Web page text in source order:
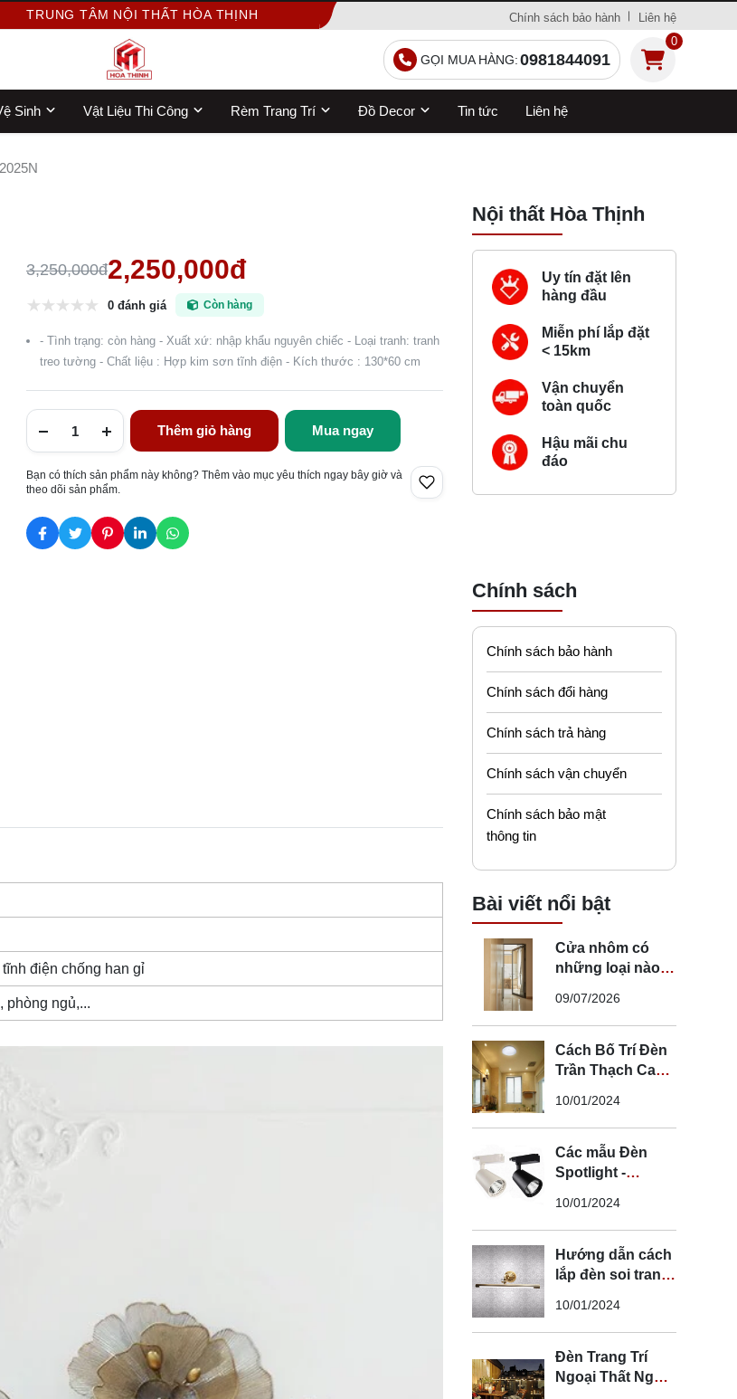
TRUNG TÂM NỘI THẤT HÒA THỊNH Chính sách bảo hành Liên hệ
GỌI MUA HÀNG:0981844091
0
Sinh Vật Liệu Thi Công Rèm Trang Trí Đồ Decor Tin tức Liên hệ
3,250,000đ2,250,000đ
0 đánh giá Còn hàng
- Tình trạng: còn hàng - Xuất xứ: nhập khẩu nguyên chiếc - Loại tranh: tranh
treo tường - Chất liệu : Hợp kim sơn tĩnh điện - Kích thước : 130*60 cm
Thêm giỏ hàng Mua ngay
Bạn có thích sản phẩm này không? Thêm vào mục yêu thích ngay bây giờ và
theo dõi sản phẩm.
điện chống han gỉ
phòng ngủ,...
Nội thất Hòa Thịnh
Uy tín đặt lên
hàng đầu
Miễn phí lắp đặt
< 15km
Vận chuyển
toàn quốc
Hậu mãi chu
đáo
Chính sách
Chính sách bảo hành
Chính sách đổi hàng
Chính sách trả hàng
Chính sách vận chuyển
Chính sách bảo mật
thông tin
Bài viết nổi bật
Cửa nhôm có
những loại nào?
nhôm phù hợp
09/07/2026
Cách Bố Trí Đèn
Trần Thạch Cao
Lắp Đèn Trần
Thạch Cao
10/01/2024
Các mẫu Đèn
Spotlight -
- Spotlight rọi ray
10/01/2024
Hướng dẫn cách
lắp đèn soi tranh
an toàn
10/01/2024
Đèn Trang Trí
Ngoại Thất Ngoài